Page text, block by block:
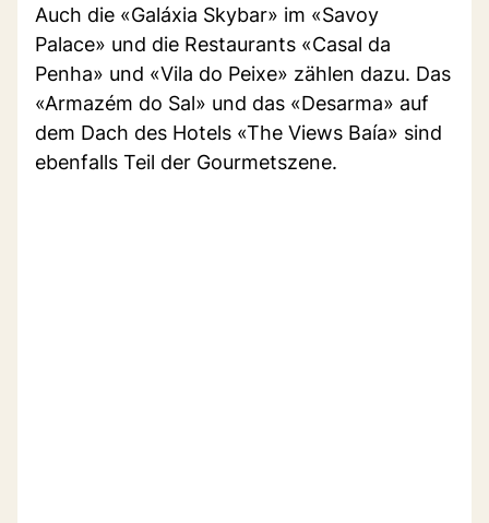
Auch die «Galáxia Skybar» im «Savoy
Palace» und die Restaurants «Casal da
Penha» und «Vila do Peixe» zählen dazu. Das
«Armazém do Sal» und das «Desarma» auf
dem Dach des Hotels «The Views Baía» sind
ebenfalls Teil der Gourmetszene.